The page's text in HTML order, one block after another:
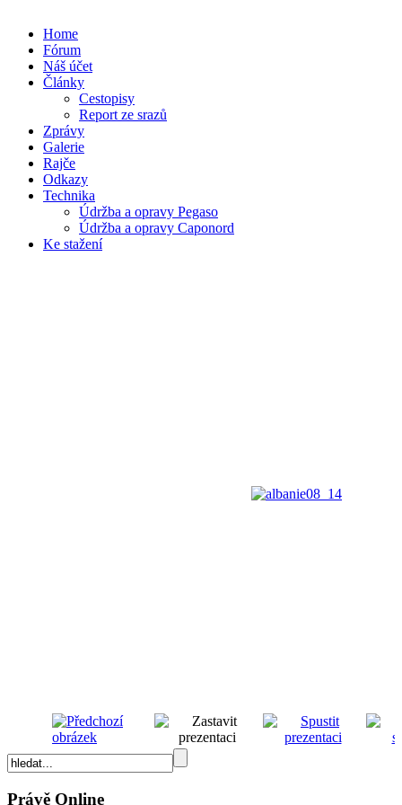
Home
Fórum
Náš účet
Články
Cestopisy
Report ze srazů
Zprávy
Galerie
Rajče
Odkazy
Technika
Údržba a opravy Pegaso
Údržba a opravy Caponord
Ke stažení
Právě Online